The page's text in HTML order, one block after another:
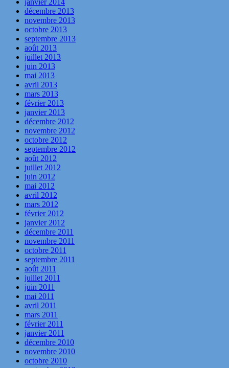
janvier 2014
décembre 2013
novembre 2013
octobre 2013
septembre 2013
août 2013
juillet 2013
juin 2013
mai 2013
avril 2013
mars 2013
février 2013
janvier 2013
décembre 2012
novembre 2012
octobre 2012
septembre 2012
août 2012
juillet 2012
juin 2012
mai 2012
avril 2012
mars 2012
février 2012
janvier 2012
décembre 2011
novembre 2011
octobre 2011
septembre 2011
août 2011
juillet 2011
juin 2011
mai 2011
avril 2011
mars 2011
février 2011
janvier 2011
décembre 2010
novembre 2010
octobre 2010